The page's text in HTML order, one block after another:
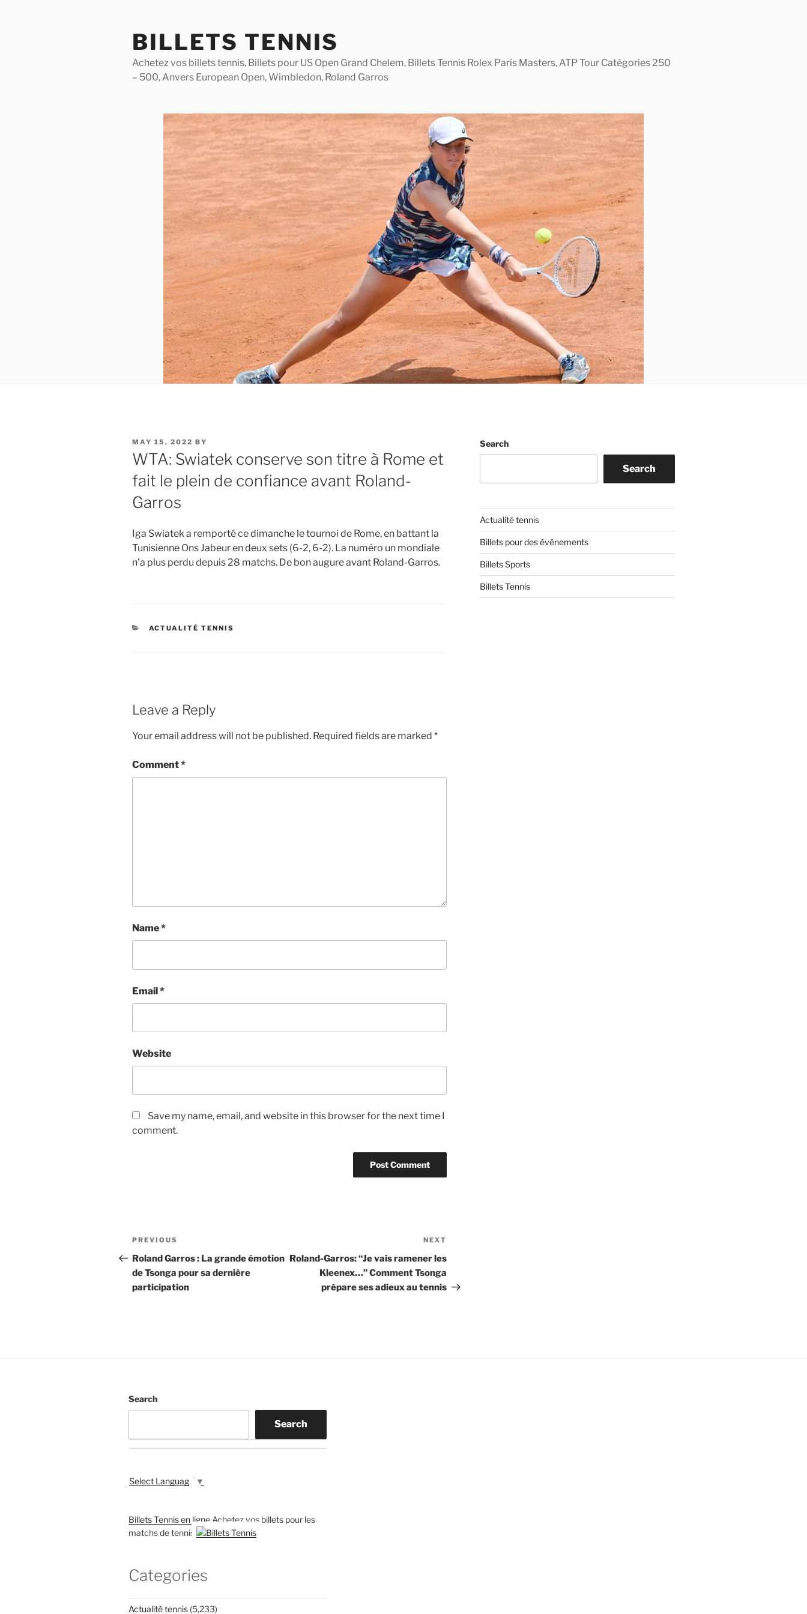
BILLETS TENNIS
Achetez vos billets tennis, Billets pour US Open Grand Chelem, Billets Tennis Rolex Paris Masters, ATP Tour Catégories 250
– 500, Anvers European Open, Wimbledon, Roland Garros
POSTED
ON
MAY 15, 2022 BY
WTA: Swiatek conserve son titre à Rome et
fait le plein de confiance avant Roland-
Garros
Iga Swiatek a remporté ce dimanche le tournoi de Rome, en battant la
Tunisienne Ons Jabeur en deux sets (6-2, 6-2). La numéro un mondiale
n’a plus perdu depuis 28 matchs. De bon augure avant Roland-Garros.
CATEGORIES
ACTUALITÉ TENNIS
Leave a Reply
Your email address will not be published. Required fields are marked *
Comment*
Name*
Email*
Website
Save my name, email, and website in this browser for the next time I
comment.
Post
navigation
Previous
Post
PREVIOUS
Roland Garros : La grande émotion
de Tsonga pour sa dernière
participation
Post
NEXT
Roland-Garros: “Je vais ramener les
Kleenex…” Comment Tsonga
prépare ses adieux au tennis
Search
Search
Actualité tennis
Billets pour des événements
Billets Sports
Billets Tennis
Search
Search
Select Language ▼
Billets Tennis en ligne Achetez vos billets pour les
matchs de tennis
Categories
Actualité tennis (5,233)